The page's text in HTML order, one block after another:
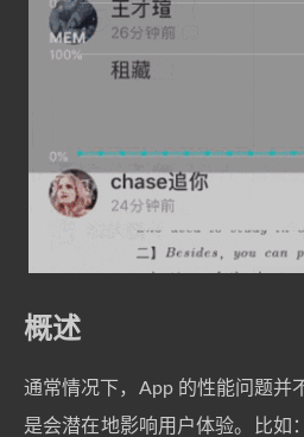
概述
通常情况下，App 的性能问题并
是会潜在地影响用户体验。比如